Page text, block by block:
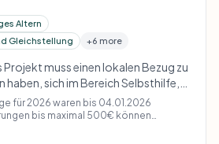
Altern
Gleichstellung
+6 more
Projekt muss einen lokalen Bezug zu
sich im Bereich Selbsthilfe,
oder Sichtbarkeit bewegen und
für 2026 waren bis 04.01.2026
bis maximal 500€ können